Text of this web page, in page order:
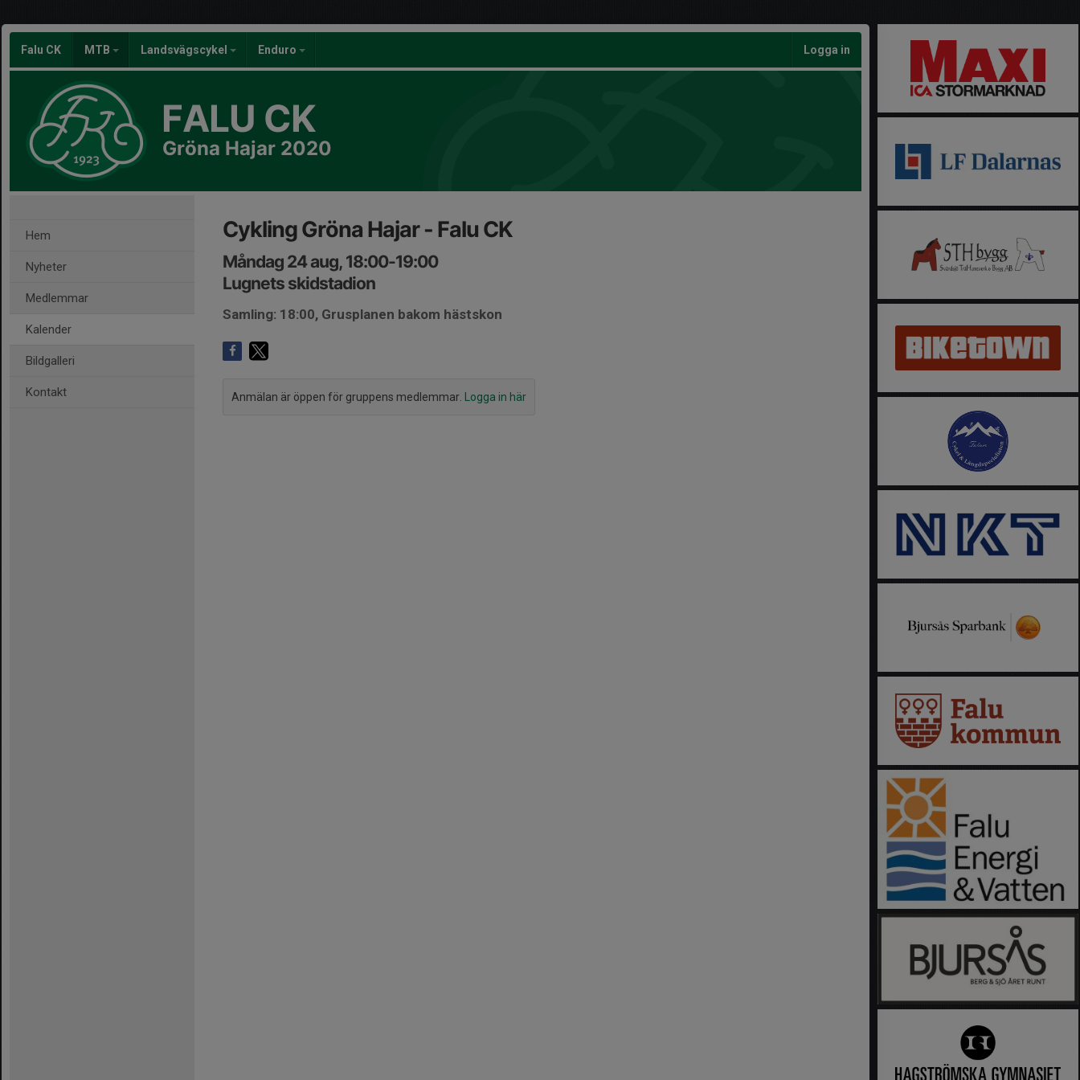
Falu CK MTB Landsvägscykel Enduro Logga in
FALU CK
Gröna Hajar 2020
Hem
Nyheter
Medlemmar
Kalender
Bildgalleri
Kontakt
Cykling Gröna Hajar - Falu CK
Måndag 24 aug, 18:00-19:00
Lugnets skidstadion
Samling: 18:00, Grusplanen bakom hästskon
Anmälan är öppen för gruppens medlemmar. Logga in här